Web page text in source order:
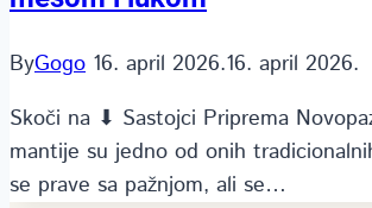
ByGogo 16. april 2026.16. april 2026.
Skoči na ⬇ Sastojci Priprema
mantije su jedno od onih
se prave sa pažnjom, ali se…